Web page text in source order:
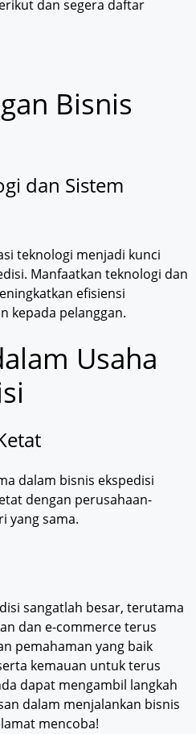
dan segera daftar
Bisnis
dan Sistem
teknologi menjadi kunci
Manfaatkan teknologi dan
efisiensi
kepada pelanggan.
Usaha
dalam bisnis ekspedisi
dengan perusahaan-
yang sama.
sangatlah besar, terutama
dan e-commerce terus
pemahaman yang baik
kemauan untuk terus
dapat mengambil langkah
dalam menjalankan bisnis
mencoba!